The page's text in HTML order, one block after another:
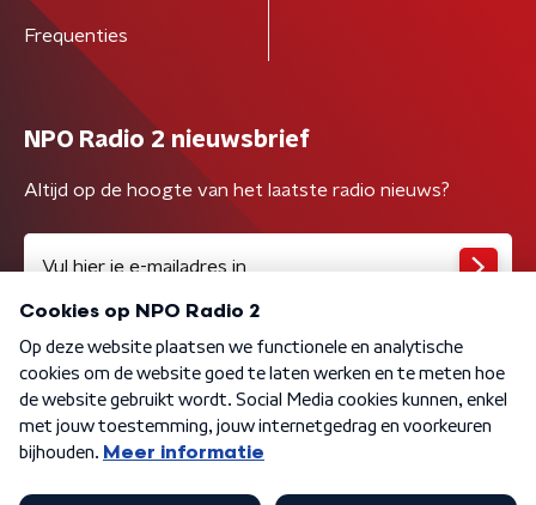
Frequenties
NPO Radio 2 nieuwsbrief
Altijd op de hoogte van het laatste radio nieuws?
Algemene voorwaarden